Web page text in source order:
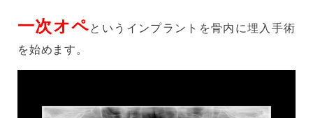
一次オペというインプラントを骨内に埋入手術
を始めます。